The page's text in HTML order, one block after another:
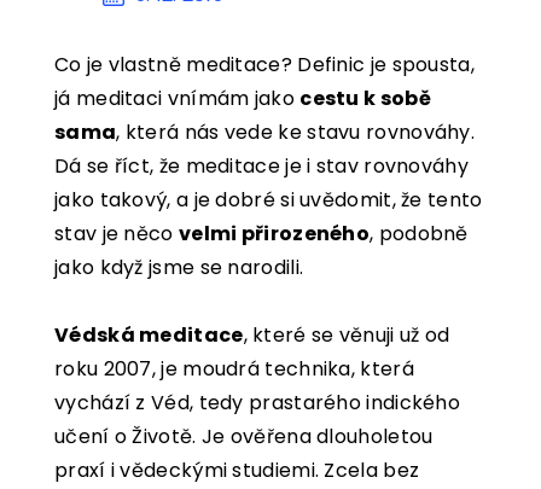
KOŠÍK
Co je vlastně meditace? Definic je spousta,
já meditaci vnímám jako cestu k sobě
sama, která nás vede ke stavu rovnováhy.
Dá se říct, že meditace je i stav rovnováhy
jako takový, a je dobré si uvědomit, že tento
stav je něco velmi přirozeného, podobně
jako když jsme se narodili.
Védská meditace, které se věnuji už od
roku 2007, je moudrá technika, která
vychází z Véd, tedy prastarého indického
učení o Životě. Je ověřena dlouholetou
praxí i vědeckými studiemi. Zcela bez